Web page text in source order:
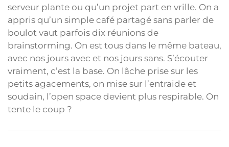
serveur plante ou qu’un projet part en vrille. On a
appris qu’un simple café partagé sans parler de
boulot vaut parfois dix réunions de
brainstorming. On est tous dans le même bateau,
avec nos jours avec et nos jours sans. S’écouter
vraiment, c’est la base. On lâche prise sur les
petits agacements, on mise sur l’entraide et
soudain, l’open space devient plus respirable. On
tente le coup ?